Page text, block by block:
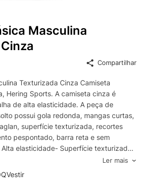
Masculina
Compartilhar
Texturizada Cinza Camiseta
Hering Sports. A camiseta cinza é
de alta elasticidade. A peça de
possui gola redonda, mangas curtas,
superfície texturizada, recortes
pespontado, barra reta e sem
elasticidade- Superfície texturizada-
curtas- Ombros com recorte raglan-
& CuidadosLavar na
Poliéster, 10% ElastanoCor:
Ler mais